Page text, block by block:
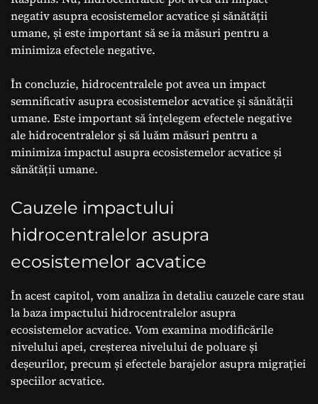
negativ asupra ecosistemelor acvatice și sănătății
umane, și este important să se ia măsuri pentru a
minimiza efectele negative.
În concluzie, hidrocentralele pot avea un impact
semnificativ asupra ecosistemelor acvatice și sănătății
umane. Este important să înțelegem efectele negative
ale hidrocentralelor și să luăm măsuri pentru a
minimiza impactul asupra ecosistemelor acvatice și
sănătății umane.
Cauzele impactului
hidrocentralelor asupra
ecosistemelor acvatice
În acest capitol, vom analiza în detaliu cauzele care stau
la baza impactului hidrocentralelor asupra
ecosistemelor acvatice. Vom examina modificările
nivelului apei, creșterea nivelului de poluare și
deșeurilor, precum și efectele barajelor asupra migrației
speciilor acvatice.